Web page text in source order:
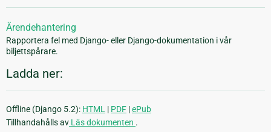
Ärendehantering
Rapportera fel med Django- eller Django-dokumentation i vår
biljettspårare.
Ladda ner:
Offline (Django 5.2): HTML | PDF |ePub
Tillhandahålls av Läs dokumenten .